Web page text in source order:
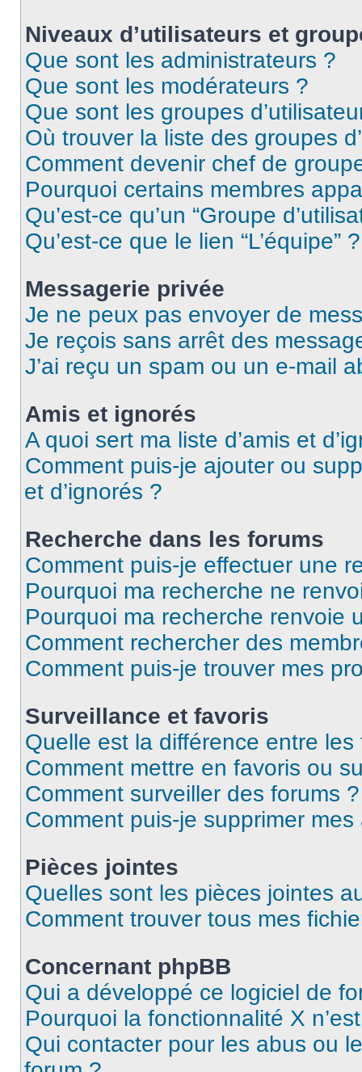
Niveaux d’utilisateurs et
Que sont les administrateurs ?
Que sont les modérateurs ?
Que sont les groupes
Où trouver la liste des groupes
Comment devenir chef de
Pourquoi certains membres
Qu’est-ce qu’un “Groupe
Qu’est-ce que le lien “L’équipe” ?
Messagerie privée
Je ne peux pas envoyer de
Je reçois sans arrêt des
J’ai reçu un spam ou un e-mail
Amis et ignorés
A quoi sert ma liste d’amis et
Comment puis-je ajouter ou
et d’ignorés ?
Recherche dans les forums
Comment puis-je effectuer une
Pourquoi ma recherche ne
Pourquoi ma recherche renvoie
Comment rechercher des
Comment puis-je trouver mes
Surveillance et favoris
Quelle est la différence entre
Comment mettre en favoris ou
Comment surveiller des forums ?
Comment puis-je supprimer
Pièces jointes
Quelles sont les pièces jointes
Comment trouver tous mes
Concernant phpBB
Qui a développé ce logiciel de
Pourquoi la fonctionnalité X
Qui contacter pour les abus ou